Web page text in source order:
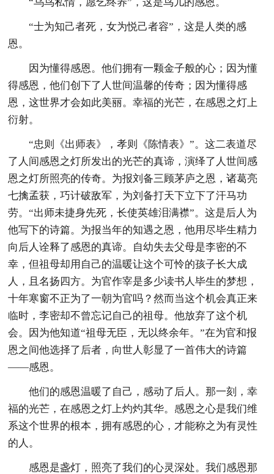
“士为知己者死，女为悦己者容”，这是人类的感
恩。
因为懂得感恩。他们拥有一颗金子般的心；因为懂
得感恩，他们创下了人世间温馨的传奇；因为懂得感
恩，这世界才会如此美丽。幸福的光芒，在感恩之灯上
衍射。
“忠则《出师表》，孝则《陈情表》”。这二表道尽
了人间感恩之灯所发出的光芒的真谛，演绎了人世间感
恩之灯所照亮的传奇。为报刘备三顾茅庐之恩，诸葛亮
七擒孟获，巧计破敌军，为刘备打天下立下了汗马功
劳。“出师未捷身先死，长使英雄泪满襟”。这是后人为
他写下的诗篇。为报当年的知遇之恩，他用尽毕生精力
向后人诠释了感恩的真谛。自幼失去父母是李密的不
幸，但祖母却用自己的温暖让这个可怜的孩子长大成
人，且名扬四方。为官作宰是多少读书人毕生的梦想，
十年寒窗不正为了一朝为官吗？然而当这个机会真正来
临时，李密却不曾忘记自己的祖母。他放弃了这个机
会。因为他知道“祖母无臣，无以终余年。”在为官和报
恩之间他选择了后者，向世人彰显了一首伟大的诗篇
——感恩。
他们的感恩温暖了自己，感动了后人。那一刻，幸
福的光芒，在感恩之灯上灼灼其华。感恩之心是我们维
系这个世界的根本，拥有感恩的心，才能称之为有灵性
的人。
感恩是盏灯，照亮了我们的心灵深处。我们感恩那